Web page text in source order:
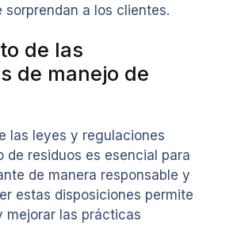
sorprendan a los clientes.
de las
de manejo de
las leyes y regulaciones
de residuos es esencial para
de manera responsable y
estas disposiciones permite
mejorar las prácticas